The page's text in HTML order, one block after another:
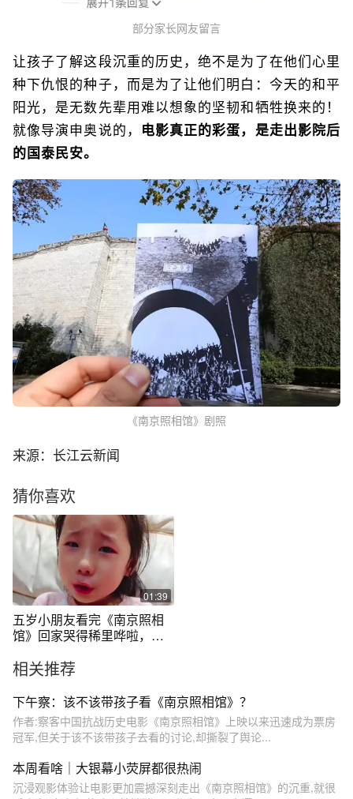
部分家长网友留言
让孩子了解这段沉重的历史，绝不是为了在他们心里
种下仇恨的种子，而是为了让他们明白：今天的和平
阳光，是无数先辈用难以想象的坚韧和牺牲换来的！
就像导演申奥说的，
电影真正的彩蛋，是走出影院后
的国泰民安。
《南京照相馆》剧照
来源：长江云新闻
猜你喜欢
01:39
五岁小朋友看完《南京照相
馆》回家哭得稀里哗啦，收
相关推荐
下午察：该不该带孩子看《南京照相馆》？
作者:察客中国抗战历史电影《南京照相馆》上映以来迅速成为票房
冠军,但关于该不该带孩子去看的讨论,却撕裂了舆论...
本周看啥｜大银幕小荧屏都很热闹
沉浸观影体验让电影更加震撼深刻走出《南京照相馆》的沉重,就很